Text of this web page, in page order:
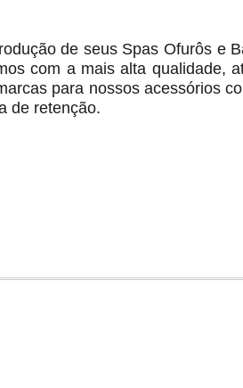
de seus Spas Ofurôs e
com a mais alta qualidade,
para nossos acessórios
de retenção.